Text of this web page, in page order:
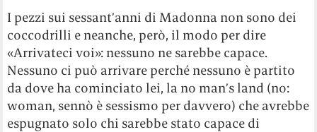
I pezzi sui sessant’anni di Madonna non sono dei
coccodrilli e neanche, però, il modo per dire
«Arrivateci voi»: nessuno ne sarebbe capace.
Nessuno ci può arrivare perché nessuno è partito
da dove ha cominciato lei, la no man’s land (no:
woman, sennò è sessismo per davvero) che avrebbe
espugnato solo chi sarebbe stato capace di